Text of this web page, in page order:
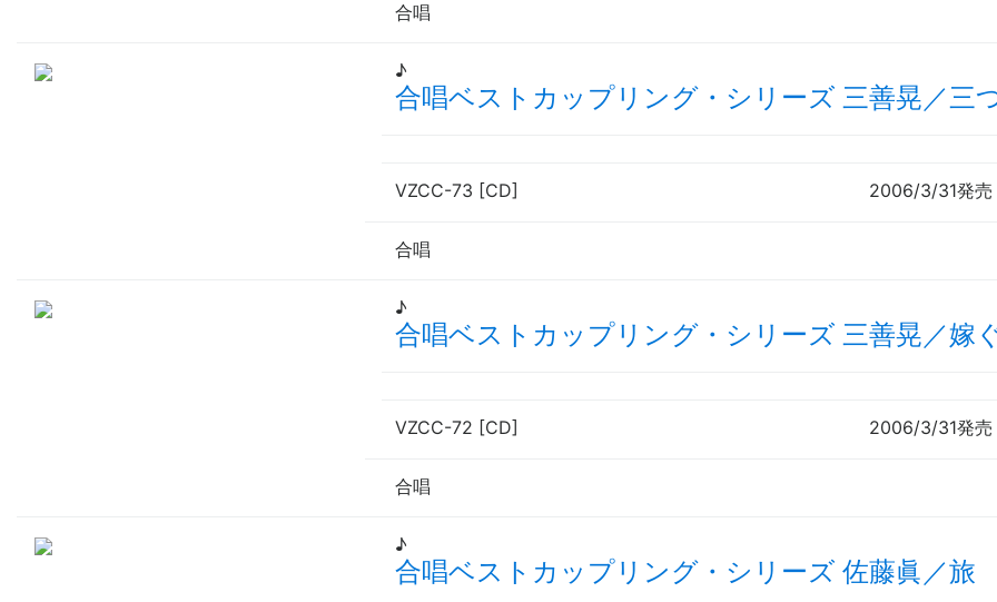
合唱
♪
合唱ベストカップリング・シリーズ 三善晃／三
VZCC-73 [CD] 2006/3/31発売
合唱
♪
合唱ベストカップリング・シリーズ 三善晃／嫁
VZCC-72 [CD] 2006/3/31発売
合唱
♪
合唱ベストカップリング・シリーズ 佐藤眞／旅